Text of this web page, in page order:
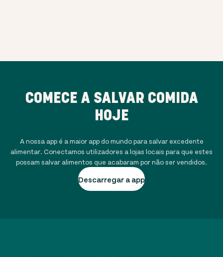
COMECE A SALVAR COMIDA
HOJE
A nossa app é a maior app do mundo para salvar excedente
alimentar. Conectamos utilizadores a lojas locais para que estes
possam salvar alimentos que acabaram por não ser vendidos.
Descarregar a app